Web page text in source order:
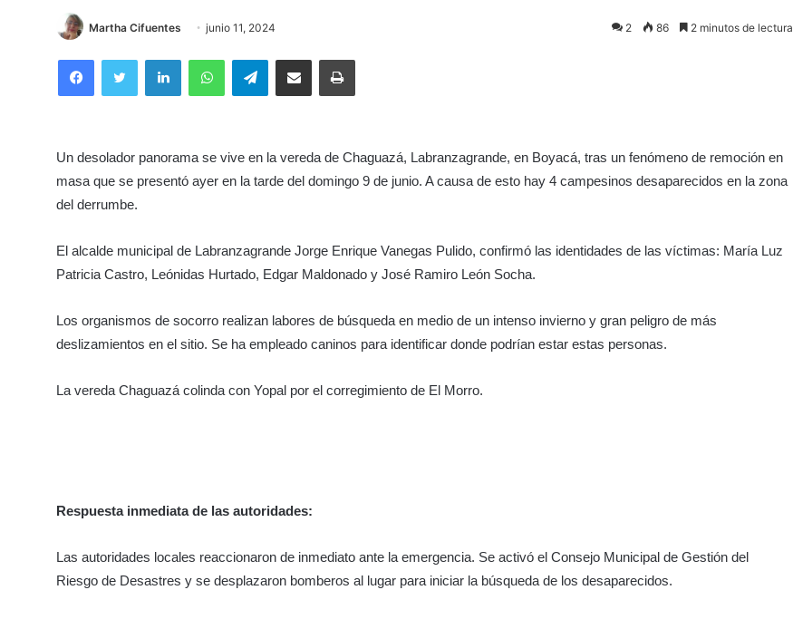
Martha Cifuentes junio 11, 2024 2 86 2 minutos de lectura
FacebookTwitter LinkedInWhatsAppTelegramCompartir por correo electrónicoImprimir
Un desolador panorama se vive en la vereda de Chaguazá, Labranzagrande, en Boyacá, tras un fenómeno de remoción en
masa que se presentó ayer en la tarde del domingo 9 de junio. A causa de esto hay 4 campesinos desaparecidos en la zona
del derrumbe.
El alcalde municipal de Labranzagrande Jorge Enrique Vanegas Pulido, confirmó las identidades de las víctimas: María Luz
Patricia Castro, Leónidas Hurtado, Edgar Maldonado y José Ramiro León Socha.
Los organismos de socorro realizan labores de búsqueda en medio de un intenso invierno y gran peligro de más
deslizamientos en el sitio. Se ha empleado caninos para identificar donde podrían estar estas personas.
La vereda Chaguazá colinda con Yopal por el corregimiento de El Morro.
Respuesta inmediata de las autoridades:
Las autoridades locales reaccionaron de inmediato ante la emergencia. Se activó el Consejo Municipal de Gestión del
Riesgo de Desastres y se desplazaron bomberos al lugar para iniciar la búsqueda de los desaparecidos.